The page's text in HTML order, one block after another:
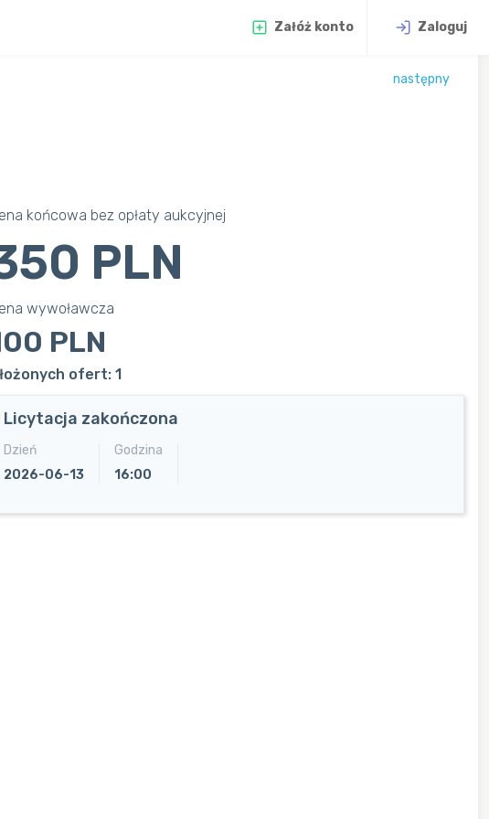
Załóż konto Zaloguj
następny
końcowa bez opłaty aukcyjnej
PLN
wywoławcza
PLN
ofert: 1
Licytacja zakończona
Dzień
2026-06-13
Godzina
16:00